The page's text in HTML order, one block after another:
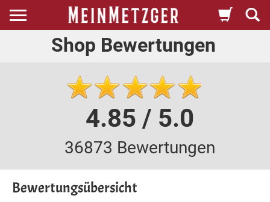
Shop Bewertungen
4.85 / 5.0
36873 Bewertungen
Bewertungsübersicht